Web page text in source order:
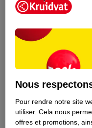
Nous
Pour rendre notre site
utiliser. Cela nous
offres et promotions,